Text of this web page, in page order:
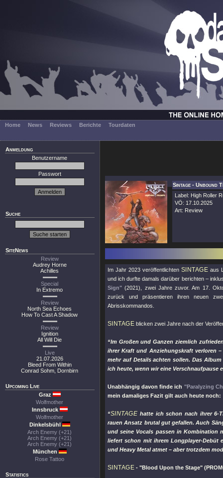
Home News Reviews Berichte Tourdaten
Anmeldung
Benutzername
Passwort
Suche
SiteNews
Review
Audrey Horne
Achilles
Special
In Extremo
Review
North Sea Echoes
How To Cast A Shadow
Review
Ignition
All Will Die
Live
21.07.2026
Bleed From Within
Conrad Sohm, Dornbirn
Upcoming Live
Graz
Wolfmother
Innsbruck
Wolfmother
Dinkelsbühl
Arch Enemy (+21)
Arch Enemy (+21)
Arch Enemy (+21)
München
Rose Tattoo
Statistics
Sintage - Unbound
Label: High Roller
VÖ: 17.10.2025
Art: Review
Im Jahr 2023 veröffentlichten SINTAGE aus
und ich durfte damals darüber berichten –
Sign" (2021), zwei Jahre zuvor. Am 17.
zurück und präsentieren ihren neuen
Abrisskommandos.
SINTAGE blicken zwei Jahre nach der
“Im Großen und Ganzen ziemlich
ihrer Kraft und Anziehungskraft verloren
mehr auf Details achten sollen. Das
ich heute, wenn wir eine Verschnaufpause
Unabhängig davon finde ich "Paralyzing
mein damaliges Fazit gilt auch heute noch:
“SINTAGE hatte ich schon nach ihrer 6-
rauen Ansatz brutal gut gefallen. Auch
und seine Vocals passen in Kombination
liefert schon mit ihrem Longplayer-Debüt
und Heavy Metal atmet – aber trotzdem
SINTAGE -"Blood Upon the Stage"